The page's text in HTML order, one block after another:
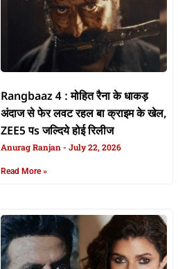
Rangbaaz 4 : मोहित रैना के धाकड़
अंदाज से फेर लवट रहल बा क्राइम के खेल,
ZEE5 पs जल्दिये होई रिलीज
Anurag Ranjan July 22, 2026
Read More »